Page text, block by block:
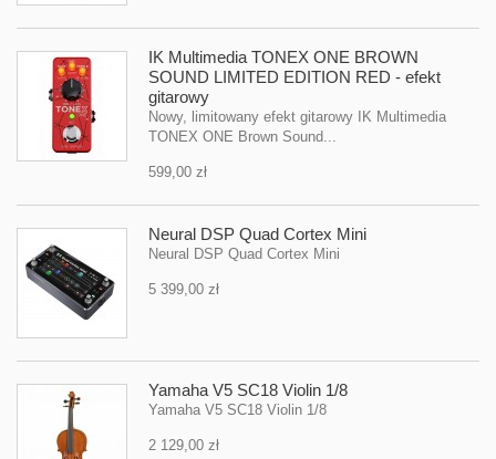
IK Multimedia TONEX ONE BROWN
SOUND LIMITED EDITION RED - efekt
gitarowy
Nowy, limitowany efekt gitarowy IK Multimedia
TONEX ONE Brown Sound...
599,00 zł
Neural DSP Quad Cortex Mini
Neural DSP Quad Cortex Mini
5 399,00 zł
Yamaha V5 SC18 Violin 1/8
Yamaha V5 SC18 Violin 1/8
2 129,00 zł